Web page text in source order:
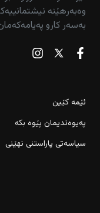
وەبەرهێنە
بەسەر کارو
ئێمە کێین
پەیوەندیمان پێوە بکە
سیاسەتی پاراستنی نهێنی